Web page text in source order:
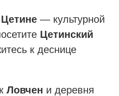
Цетине — культурной
Цетинский
к деснице
Ловчен и деревня